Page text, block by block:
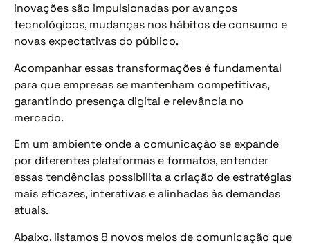
inovações são impulsionadas por avanços
tecnológicos, mudanças nos hábitos de consumo e
novas expectativas do público.
Acompanhar essas transformações é fundamental
para que empresas se mantenham competitivas,
garantindo presença digital e relevância no
mercado.
Em um ambiente onde a comunicação se expande
por diferentes plataformas e formatos, entender
essas tendências possibilita a criação de estratégias
mais eficazes, interativas e alinhadas às demandas
atuais.
Abaixo, listamos 8 novos meios de comunicação que